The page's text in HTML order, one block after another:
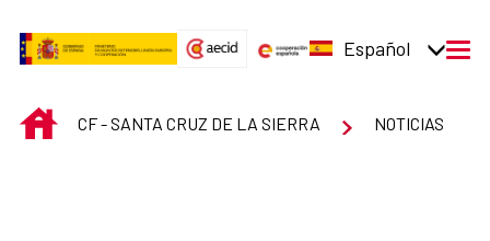
Español
INICIOCF - SANTA CRUZ DE LA SIERRA NOTICIAS